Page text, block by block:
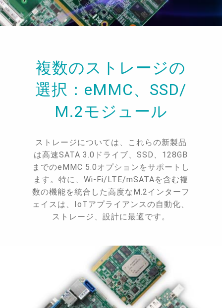
複数のストレージの
選択：eMMC、SSD/
M.2モジュール
ストレージについては、これらの新製品
は高速SATA 3.0ドライブ、SSD、128GB
までのeMMC 5.0オプションをサポートし
ます。特に、Wi-Fi/LTE/mSATAを含む複
数の機能を統合した高度なM.2インターフ
ェイスは、IoTアプライアンスの自動化、
ストレージ、設計に最適です。